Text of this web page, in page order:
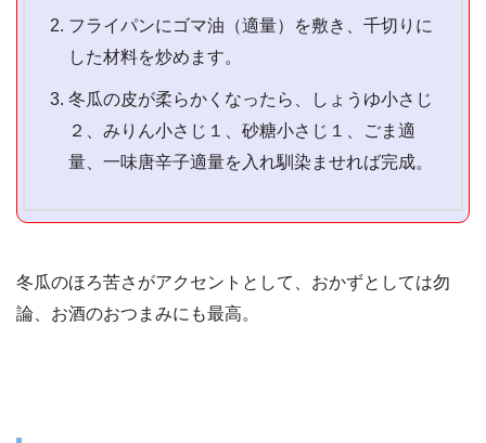
フライパンにゴマ油（適量）を敷き、千切りに
した材料を炒めます。
冬瓜の皮が柔らかくなったら、しょうゆ小さじ
２、みりん小さじ１、砂糖小さじ１、ごま適
量、一味唐辛子適量を入れ馴染ませれば完成。
冬瓜のほろ苦さがアクセントとして、おかずとしては勿
論、お酒のおつまみにも最高。